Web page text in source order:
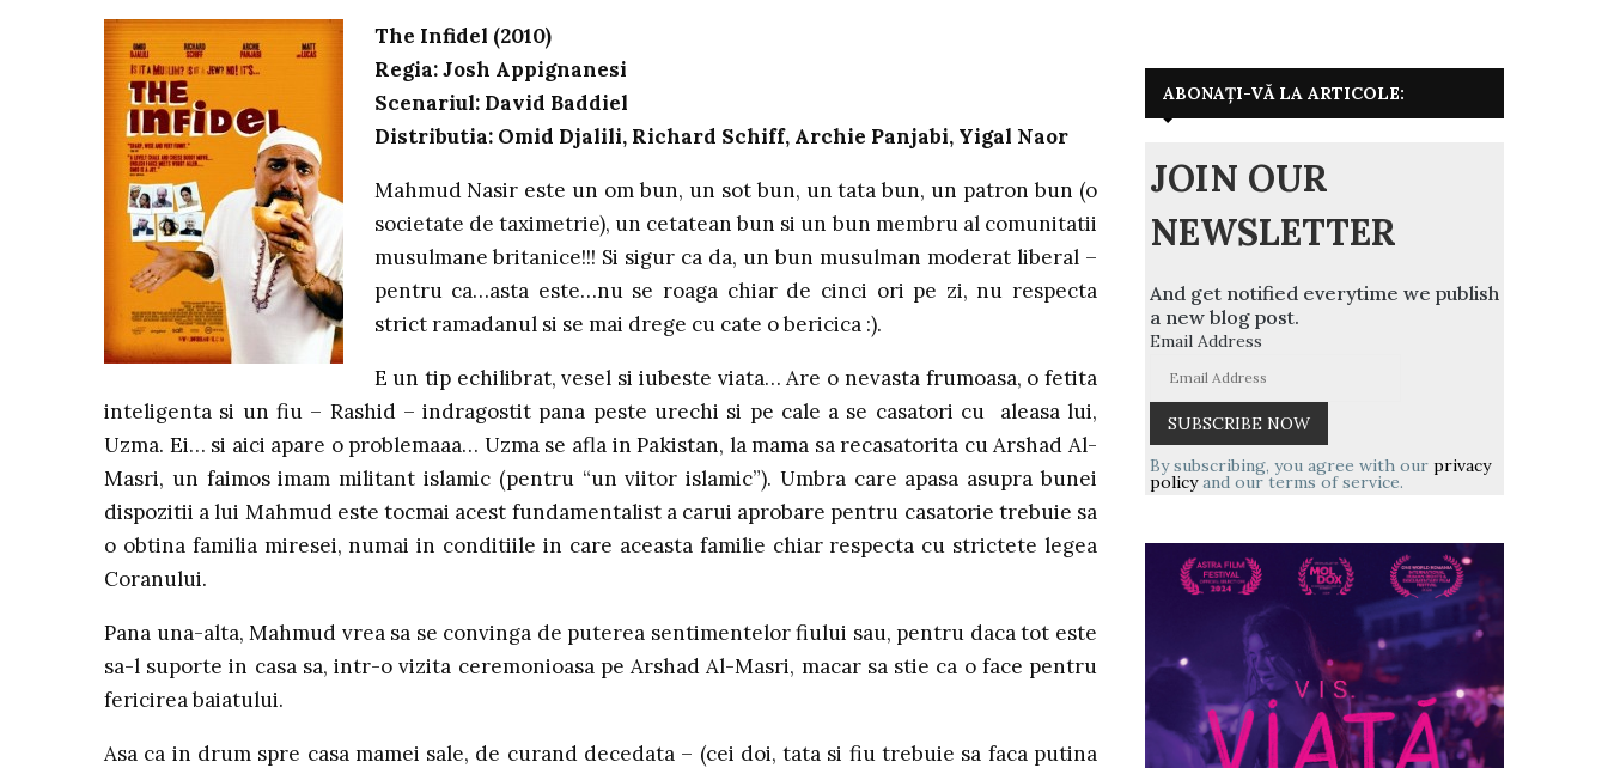
The Infidel (2010)
Regia: Josh Appignanesi
Scenariul: David Baddiel
Distributia: Omid Djalili, Richard Schiff, Archie Panjabi, Yigal Naor
Mahmud Nasir este un om bun, un sot bun, un tata bun, un patron bun (o
societate de taximetrie), un cetatean bun si un bun membru al comunitatii
musulmane britanice!!! Si sigur ca da, un bun musulman moderat liberal –
pentru ca…asta este…nu se roaga chiar de cinci ori pe zi, nu respecta
strict ramadanul si se mai drege cu cate o bericica :).
E un tip echilibrat, vesel si iubeste viata… Are o nevasta frumoasa, o fetita
inteligenta si un fiu – Rashid – indragostit pana peste urechi si pe cale a se casatori cu aleasa lui,
Uzma. Ei… si aici apare o problemaaa… Uzma se afla in Pakistan, la mama sa recasatorita cu Arshad Al-
Masri, un faimos imam militant islamic (pentru “un viitor islamic”). Umbra care apasa asupra bunei
dispozitii a lui Mahmud este tocmai acest fundamentalist a carui aprobare pentru casatorie trebuie sa
o obtina familia miresei, numai in conditiile in care aceasta familie chiar respecta cu strictete legea
Coranului.
Pana una-alta, Mahmud vrea sa se convinga de puterea sentimentelor fiului sau, pentru daca tot este
sa-l suporte in casa sa, intr-o vizita ceremonioasa pe Arshad Al-Masri, macar sa stie ca o face pentru
fericirea baiatului.
Asa ca in drum spre casa mamei sale, de curand decedata – (cei doi, tata si fiu trebuie sa faca putina
ABONAȚI-VĂ LA ARTICOLE:
JOIN OUR
NEWSLETTER
And get notified everytime we publish
a new blog post.
Email Address
By subscribing, you agree with our privacy
policyand our terms of service.